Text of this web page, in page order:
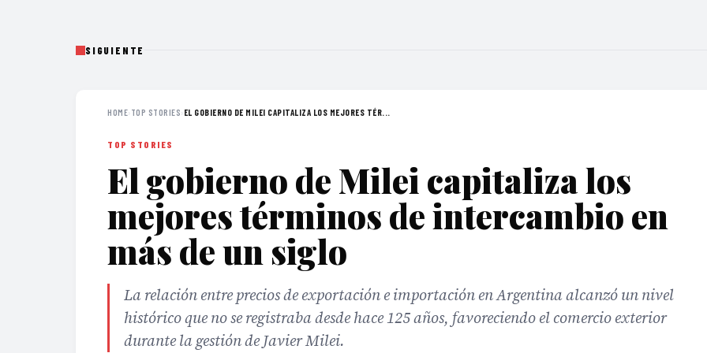
SIGUIENTE
HOME› TOP STORIES› EL GOBIERNO DE MILEI CAPITALIZA LOS MEJORES TÉR...
TOP STORIES
El gobierno de Milei capitaliza los
mejores términos de intercambio en
más de un siglo
La relación entre precios de exportación e importación en Argentina alcanzó un nivel
histórico que no se registraba desde hace 125 años, favoreciendo el comercio exterior
durante la gestión de Javier Milei.